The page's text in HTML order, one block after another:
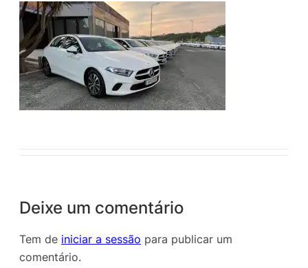
Deixe um comentário
Tem de iniciar a sessão para publicar um
comentário.